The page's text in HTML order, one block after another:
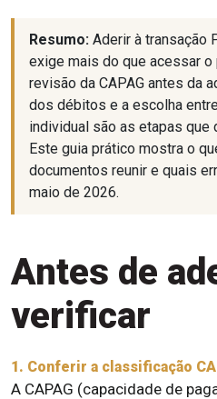
Resumo: Aderir à transação
exige mais do que acessar o
revisão da CAPAG antes da
dos débitos e a escolha
individual são as etapas que
Este guia prático mostra o
documentos reunir e quais
maio de 2026.
Antes de
verificar
1. Conferir a classificação
A CAPAG (capacidade de